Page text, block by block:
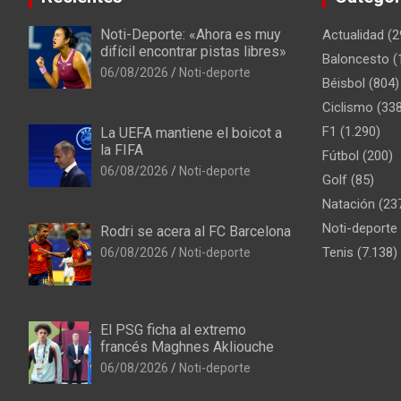
Noti-Deporte: «Ahora es muy
difícil encontrar pistas libres»
06/08/2026 Noti-deporte
La UEFA mantiene el boicot a
la FIFA
06/08/2026 Noti-deporte
Rodri se acera al FC Barcelona
06/08/2026 Noti-deporte
El PSG ficha al extremo
francés Maghnes Akliouche
06/08/2026 Noti-deporte
Actualidad
Baloncesto
Béisbol (804)
Ciclismo
F1 (1.290)
Fútbol (200)
Golf(85)
Natación
Noti-deporte
Tenis (7.138)